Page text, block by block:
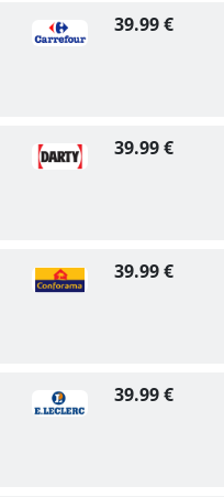
39.99 €
39.99 €
39.99 €
39.99 €